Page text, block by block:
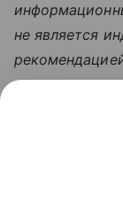
не является
Брокер:
В материале
брокеры,
отличаются